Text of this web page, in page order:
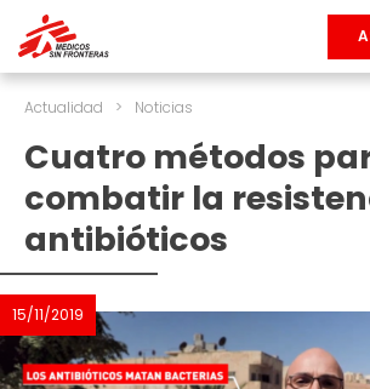
Actualidad > Noticias
Cuatro métodos
combatir la
antibióticos
15/11/2019